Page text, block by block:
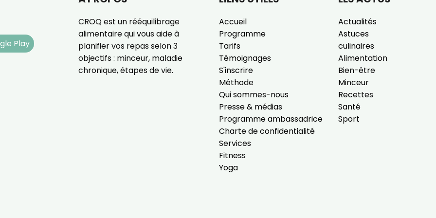
Play
CROQ est un rééquilibrage
alimentaire qui vous aide à
planifier vos repas selon 3
objectifs : minceur, maladie
chronique, étapes de vie.
Accueil
Programme
Tarifs
Témoignages
S'inscrire
Méthode
Qui sommes-nous
Presse & médias
Programme ambassadrice
Charte de confidentialité
Services
Fitness
Yoga
Actualités
Astuces
culinaires
Alimentation
Bien-être
Minceur
Recettes
Santé
Sport